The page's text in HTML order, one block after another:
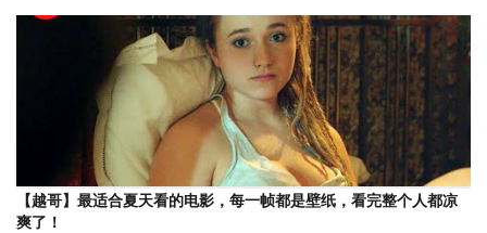
【越哥】最适合夏天看的电影，每一帧都是壁纸，看完整个人都凉
爽了！